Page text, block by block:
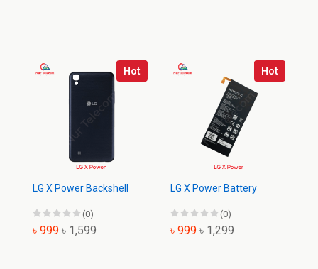
Hot
LG X Power Backshell
(0)
৳ 999 ৳ 1,599
Hot
LG X Power Battery
(0)
৳ 999 ৳ 1,299